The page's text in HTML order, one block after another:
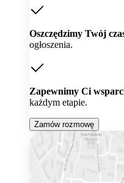
Oszczędzimy Twój
ogłoszenia.
Zapewnimy Ci
każdym etapie.
Zamów rozmowę